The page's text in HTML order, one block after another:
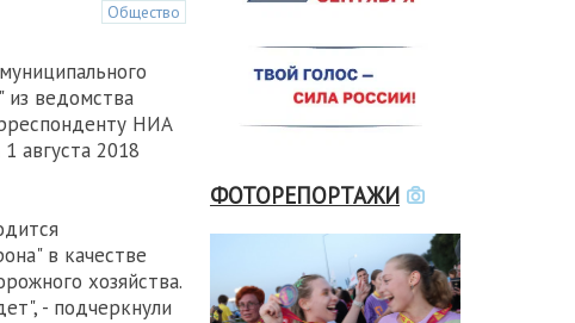
Общество
из ведомства
НИА
августа 2018
в качестве
хозяйства.
- подчеркнули
ФОТОРЕПОРТАЖИ